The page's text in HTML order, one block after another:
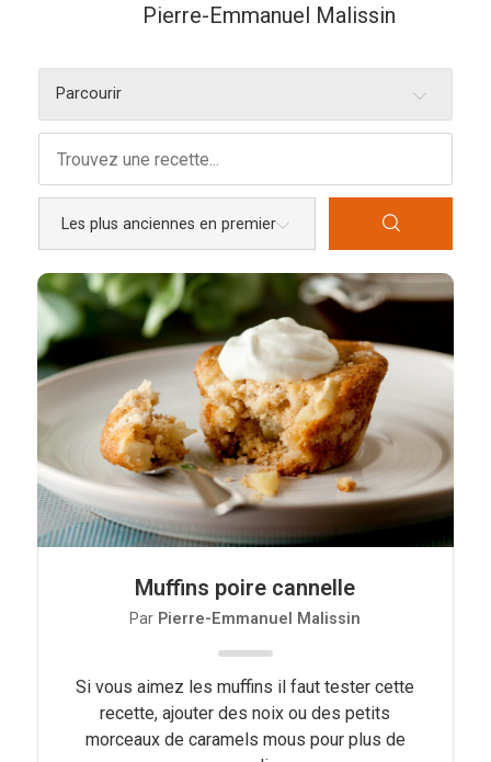
Plats
Sans gluten
Sans lactose
Sauces et accompagnements
Végétarien
Viandes
Pratique
Mesures conversions
Lexique des différents termes de
cuisine
Service du vin
Mes livres
Politique de cookies (UE)
Pierre-Emmanuel Malissin
Parcourir
Muffins poire cannelle
Par Pierre-Emmanuel Malissin
Si vous aimez les muffins il faut tester cette
recette, ajouter des noix ou des petits
morceaux de caramels mous pour plus de